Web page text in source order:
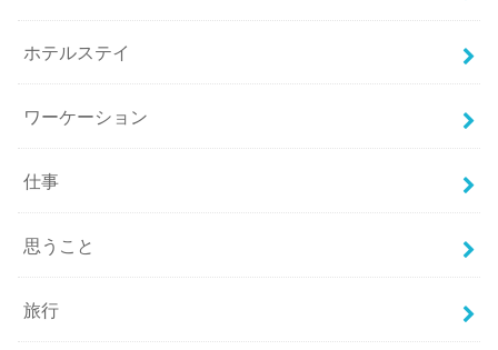
ホテルステイ
ワーケーション
仕事
思うこと
旅行